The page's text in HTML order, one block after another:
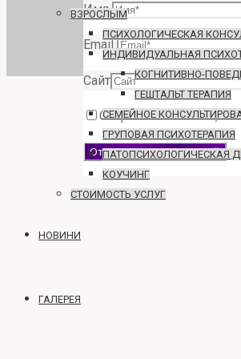
ВЗРОСЛЫМ
ПСИХОЛОГИЧЕСКАЯ
ИНДИВИДУАЛЬНАЯ
КОГНИТИВНО-
ГЕШТАЛЬТ ТЕРАПИЯ
СЕМЕЙНОЕ
ГРУПОВАЯ ПСИХОТЕРАПИЯ
ПАТОПСИХОЛОГИЧЕСКАЯ
КОУЧИНГ
СТОИМОСТЬ УСЛУГ
НОВИНИ
ГАЛЕРЕЯ
Имя
Email
Сайт
Сохранить моё имя,